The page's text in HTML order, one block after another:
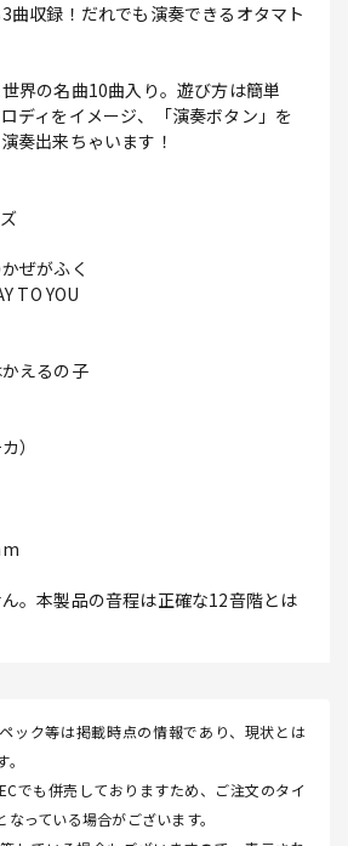
曲収録！だれでも演奏できるオタマト
界の名曲10曲入り。遊び方は簡単
ディをイメージ、「演奏ボタン」を
奏出来ちゃいます！
ぜがふく
TO YOU
えるの子
）
。本製品の音程は正確な12音階とは
ック等は掲載時点の情報であり、現状とは
でも併売しておりますため、ご注文のタイ
っている場合がございます。